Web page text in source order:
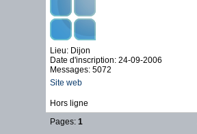
Lieu: Dijon
Date d'inscription: 24-09-2006
Messages: 5072
Site web
Hors ligne
Pages:1